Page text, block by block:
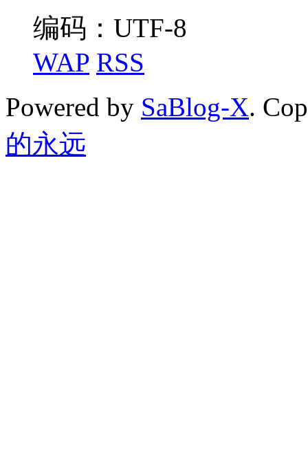
编码：UTF-8
WAP RSS
Powered by SaBlog-X.
的永远